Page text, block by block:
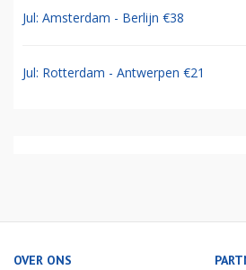
Jul: Amsterdam - Berlijn €38
Jul: Rotterdam - Antwerpen €21
OVER ONS